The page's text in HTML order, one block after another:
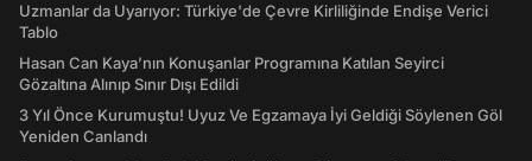
Uzmanlar da Uyarıyor: Türkiye'de Çevre Kirliliğinde Endişe Verici
Tablo
Hasan Can Kaya’nın Konuşanlar Programına Katılan Seyirci
Gözaltına Alınıp Sınır Dışı Edildi
3 Yıl Önce Kurumuştu! Uyuz Ve Egzamaya İyi Geldiği Söylenen Göl
Yeniden Canlandı